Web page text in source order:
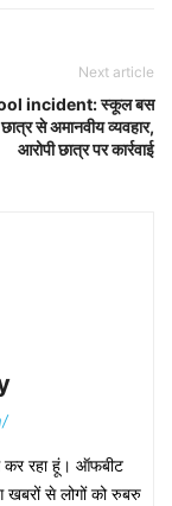
Next article
incident: स्कूल बस
से अमानवीय व्यवहार,
आरोपी छात्र पर कार्रवाई
रहा हूं। ऑफबीट
खबरों से लोगों को रुबरु